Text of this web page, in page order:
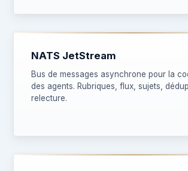
NATS JetStream
Bus de messages asynchrone pour la
des agents. Rubriques, flux, sujets,
relecture.